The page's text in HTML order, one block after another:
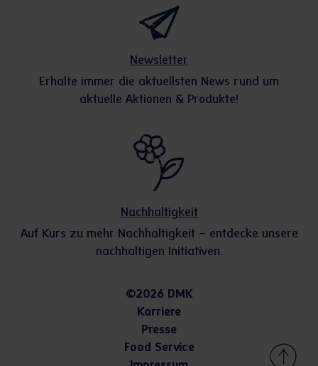
Newsletter
Erhalte immer die aktuellsten News rund um
aktuelle Aktionen & Produkte!
Nachhaltigkeit
Auf Kurs zu mehr Nachhaltigkeit – entdecke unsere
nachhaltigen Initiativen.
©2026 DMK
Karriere
Presse
Food Service